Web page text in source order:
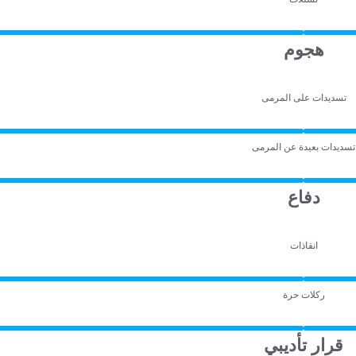
هجوم
تسديدات على المرمى
تسديدات بعيدة عن المرمى
دفاع
انقاذات
ركلات حرة
قرار تأديبي